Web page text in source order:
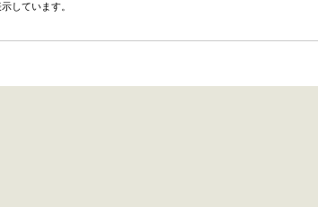
しています。